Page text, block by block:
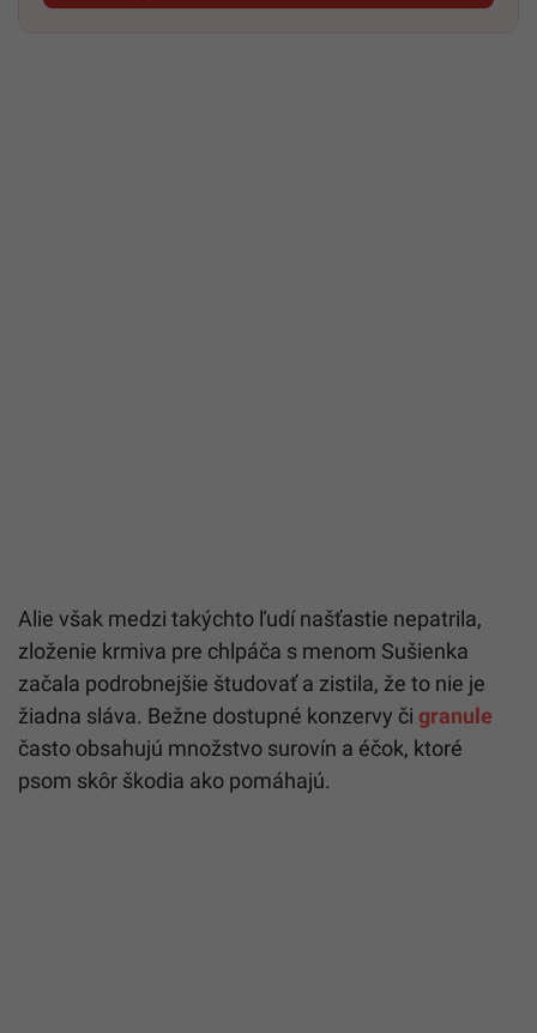
Alie však medzi takýchto ľudí našťastie nepatrila,
zloženie krmiva pre chlpáča s menom Sušienka
začala podrobnejšie študovať a zistila, že to nie je
žiadna sláva. Bežne dostupné konzervy či granule
často obsahujú množstvo surovín a éčok, ktoré
psom skôr škodia ako pomáhajú.